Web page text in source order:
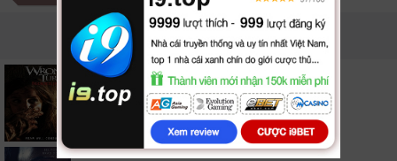
PHIM LIÊN QUAN
Ngã Rẽ Tử Thần 5
Wrong Turn 5: Bloodlines (2012)
17,623 lượt xem
Nỗi Ám Ảnh